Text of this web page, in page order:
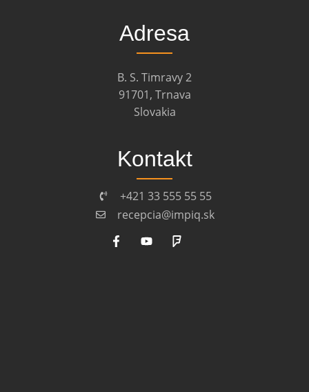
Adresa
B. S. Timravy 2
91701, Trnava
Slovakia
Kontakt
+421 33 555 55 55
recepcia@impiq.sk